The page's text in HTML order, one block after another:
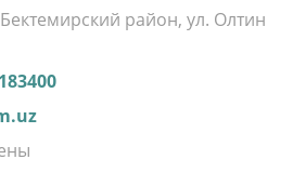
район, ул. Олтин